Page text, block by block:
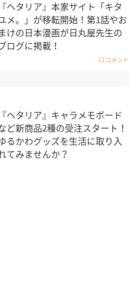
『ヘタリア』本家サイト「キタ
メ。」が移転開始！第1話やお
けの日本漫画が日丸屋先生の
ログに掲載！
12コメント
『ヘタリア』キャラメモボード
ど新商品2種の受注スタート！
るかわグッズを生活に取り入
てみませんか？